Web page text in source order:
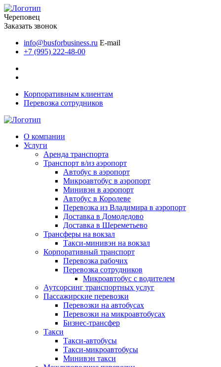
Череповец
Заказать звонок
info@busforbusiness.ru E-mail
+7 (995) 222-48-00
Корпоративным клиентам
Перевозка сотрудников
О компании
Услуги
Аренда транспорта
Транспорт в/из аэропорт
Автобус в аэропорт
Микроавтобус в аэропорт
Минивэн в аэропорт
Автобус в Королеве
Перевозка из Владимира в аэропорт
Доставка в Домодедово
Доставка в Шереметьево
Трансферы на вокзал
Такси-минивэн на вокзал
Корпоративный транспорт
Перевозка рабочих
Перевозка сотрудников
Микроавтобус с водителем
Аутсорсинг транспортных услуг
Пассажирские перевозки
Перевозки на автобусах
Перевозки на микроавтобусах
Бизнес-трансфер
Такси
Такси-автобусы
Такси-микроавтобусы
Минивэн такси